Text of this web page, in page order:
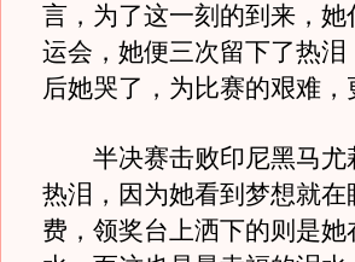
言，为了这一刻的到来，
运会，她便三次留下了热
后她哭了，为比赛的艰难
半决赛击败印尼黑马尤
热泪，因为她看到梦想就
费，领奖台上洒下的则是